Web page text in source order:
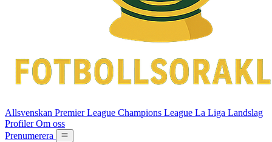
Allsvenskan Premier League Champions League La Liga Landslag
ProfilerOm oss
Prenumerera